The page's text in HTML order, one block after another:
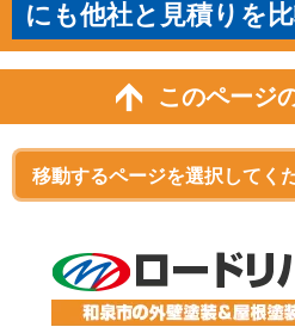
にも他社と見積りを
このページ